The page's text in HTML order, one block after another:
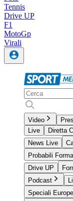
Tennis
Drive UP
F1
MotoGp
Virali
Video
Live
Diretta
News Live
Probabili
Drive UP
Podcast
Speciali